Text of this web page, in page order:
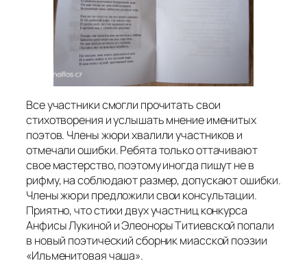
Все участники смогли прочитать свои
стихотворения и услышать мнение именитых
поэтов. Члены жюри хвалили участников и
отмечали ошибки. Ребята только оттачивают
свое мастерство, поэтому иногда пишут не в
рифму, на соблюдают размер, допускают ошибки.
Члены жюри предложили свои консультации.
Приятно, что стихи двух участниц конкурса
Анфисы Лукиной и Элеоноры Титиевской попали
в новый поэтический сборник миасской поэзии
«Ильменитовая чаша».